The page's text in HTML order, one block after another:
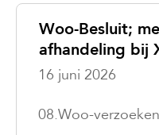
Woo-Besluit;
afhandeling bij
16 juni 2026
08.Woo-verzoeken